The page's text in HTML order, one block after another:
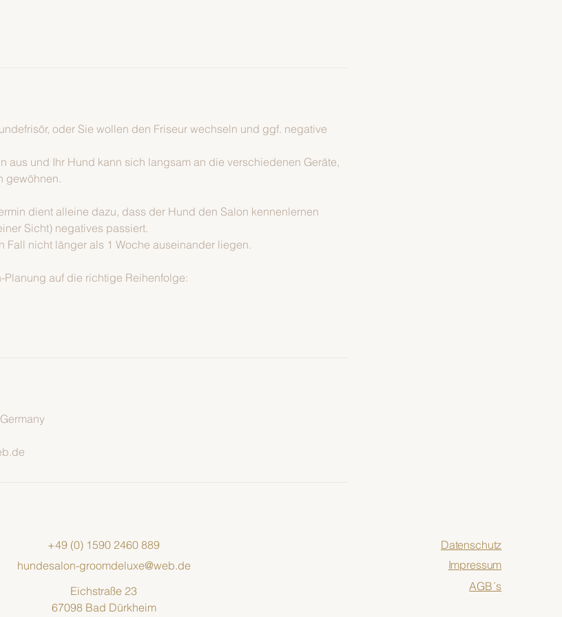
oder Sie wollen den Friseur wechseln und ggf. negative
aus und Ihr Hund kann sich langsam an die verschiedenen Geräte,
gewöhnen.
dient alleine dazu, dass der Hund den Salon kennenlernen
Sicht) negatives passiert.
Fall nicht länger als 1 Woche auseinander liegen.
Planung auf die richtige Reihenfolge:
+49 (0) 1590 2460 889
hundesalon-groomdeluxe@web.de
Eichstraße 23
67098 Bad Dürkheim
Datenschutz
Impressum
AGB´s